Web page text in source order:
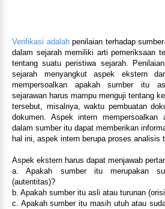
Verifikasi adalahpenilaian terhadap
dalam sejarah memiliki arti pemeriksaan
tentang suatu peristiwa sejarah.
sejarah menyangkut aspek ekstern
mempersoalkan apakah sumber itu
sejarawan harus mampu menguji tentang
tersebut, misalnya, waktu pembuatan
dokumen. Aspek intern
dalam sumber itu dapat memberikan
hal ini, aspek intern berupa proses analisis
Aspek ekstern harus dapat menjawab
a. Apakah sumber itu merupakan
(autentitas)?
b. Apakah sumber itu asli atau turunan
c. Apakah sumber itu masih utuh atau